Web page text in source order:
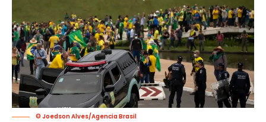
© Joedson Alves/Agencia Brasil